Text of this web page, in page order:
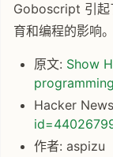
Goboscript 引起
育和编程的影响。
原文: Show
Hacker
作者: aspizu